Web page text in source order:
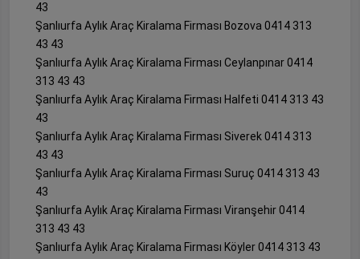
43
Şanlıurfa Aylık Araç Kiralama Firması Bozova 0414 313
43 43
Şanlıurfa Aylık Araç Kiralama Firması Ceylanpınar 0414
313 43 43
Şanlıurfa Aylık Araç Kiralama Firması Halfeti 0414 313 43
43
Şanlıurfa Aylık Araç Kiralama Firması Siverek 0414 313
43 43
Şanlıurfa Aylık Araç Kiralama Firması Suruç 0414 313 43
43
Şanlıurfa Aylık Araç Kiralama Firması Viranşehir 0414
313 43 43
Şanlıurfa Aylık Araç Kiralama Firması Köyler 0414 313 43